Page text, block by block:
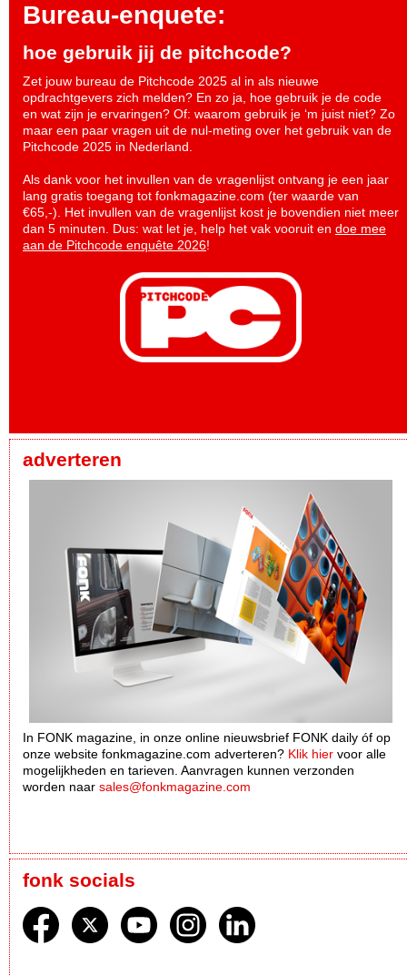
Bureau-enquete:
hoe gebruik jij de pitchcode?
Zet jouw bureau de Pitchcode 2025 al in als nieuwe
opdrachtgevers zich melden? En zo ja, hoe gebruik je de code
en wat zijn je ervaringen? Of: waarom gebruik je ‘m juist niet? Zo
maar een paar vragen uit de nul-meting over het gebruik van de
Pitchcode 2025 in Nederland.
Als dank voor het invullen van de vragenlijst ontvang je een jaar
lang gratis toegang tot fonkmagazine.com (ter waarde van
€65,-). Het invullen van de vragenlijst kost je bovendien niet meer
dan 5 minuten. Dus: wat let je, help het vak vooruit en doe mee
aan de Pitchcode enquête 2026!
adverteren
In FONK magazine, in onze online nieuwsbrief FONK daily óf op
onze website fonkmagazine.com adverteren? Klik hier voor alle
mogelijkheden en tarieven. Aanvragen kunnen verzonden
worden naar sales@fonkmagazine.com
fonk socials